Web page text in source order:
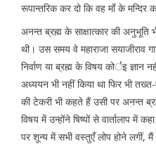
रूपान्तरिक कर दो कि वह माँ के मन्दिर
अनन्त ब्रह्म के साक्षात्कार की
थी। उस समय वे महाराजा सयाजीराव
निर्वाण या ब्रह्म के विषय कोर्इ ज्ञान
अध्ययन भी नहीं किया था फिर भी
की टेकरी भी कहते हैं उसी पर अनन्त
विषय में उन्होंने षिष्यों से वार्तालाप में
पर शून्य में सभी वस्तुएँ लोप होने लगीं, मैं